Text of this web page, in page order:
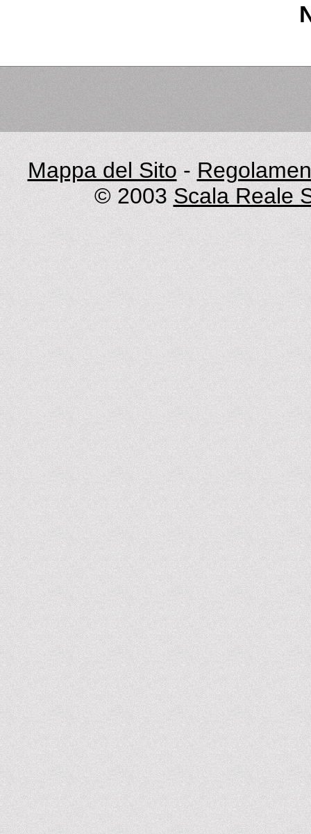
Mappa del Sito -
© 2003 Scala Reale